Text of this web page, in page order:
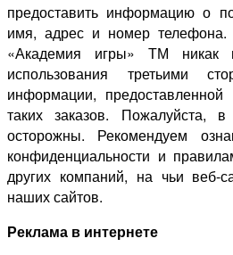
предоставить информацию о
имя, адрес и номер телефона.
«Академия игры» ТМ никак
использования третьими
информации,
таких заказов. Пожалуйста,
осторожны. Рекомендуем
конфиденциальности и
других компаний, на чьи веб-
наших сайтов.
Реклама в интернете